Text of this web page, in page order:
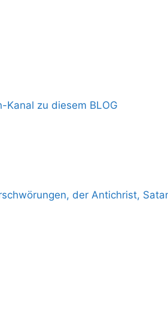
Kanal zu diesem BLOG
der Antichrist,